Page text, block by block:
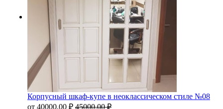
Корпусный шкаф-купе в неоклассическом стиле №08
от 40000.00 ₽ 45000.00₽